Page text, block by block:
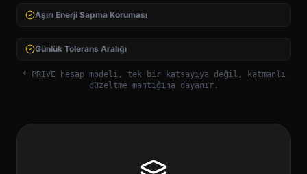
Aşırı Enerji Sapma Koruması
Günlük Tolerans Aralığı
* PRIVE hesap modeli, tek bir katsayıya değil, katmanlı
düzeltme mantığına dayanır.